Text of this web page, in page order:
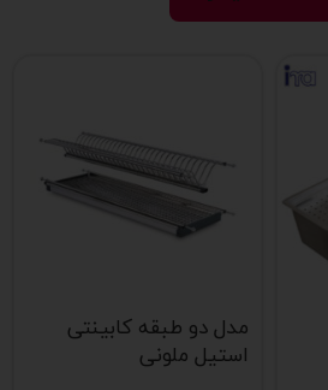
مدل دو طبقه کابینتی
استیل ملونی